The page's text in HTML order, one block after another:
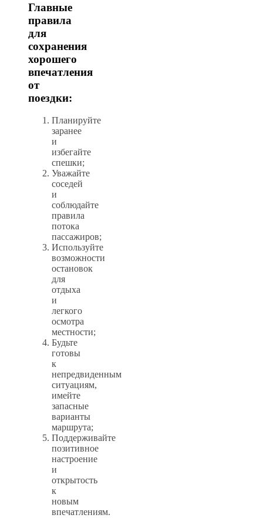
Главные
правила
для
сохранения
хорошего
впечатления
от
поездки:
Планируйте
заранее
и
избегайте
спешки;
Уважайте
соседей
и
соблюдайте
правила
потока
пассажиров;
Используйте
возможности
остановок
для
отдыха
и
легкого
осмотра
местности;
Будьте
готовы
к
непредвиденным
ситуациям,
имейте
запасные
варианты
маршрута;
Поддерживайте
позитивное
настроение
и
открытость
к
новым
впечатлениям.